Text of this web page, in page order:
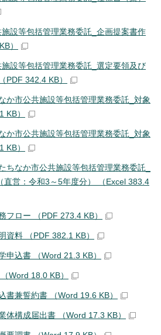
設等包括管理業務委託_企画提案書作
）
設等包括管理業務委託_選定要領及び
PDF 342.4 KB）
か市公共施設等包括管理業務委託_対象
KB）
か市公共施設等包括管理業務委託_対象
KB）
ちなか市公共施設等包括管理業務委託_
直営：令和3～5年度分） （Excel 383.4
フロー （PDF 273.4 KB）
資料 （PDF 382.1 KB）
申込書 （Word 21.3 KB）
Word 18.0 KB）
書兼誓約書 （Word 19.6 KB）
体構成届出書 （Word 17.3 KB）